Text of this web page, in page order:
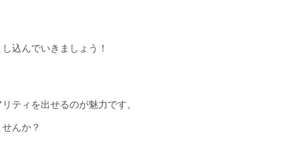
込んでいきましょう！
ティを出せるのが魅力です。
んか？